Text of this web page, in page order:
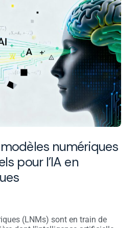
numériques
pour l’IA en
(LNMs) sont en train de